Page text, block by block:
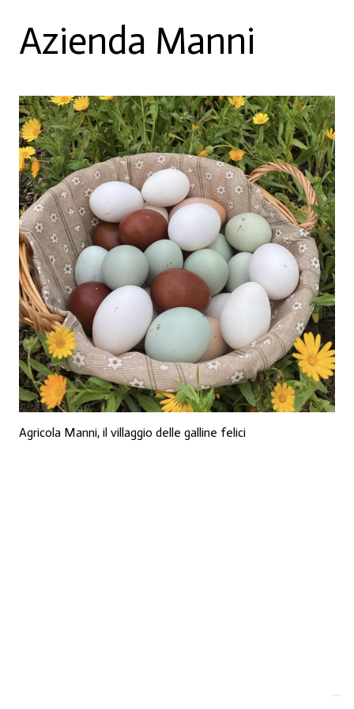
Azienda Manni
Agricola Manni, il villaggio delle galline felici